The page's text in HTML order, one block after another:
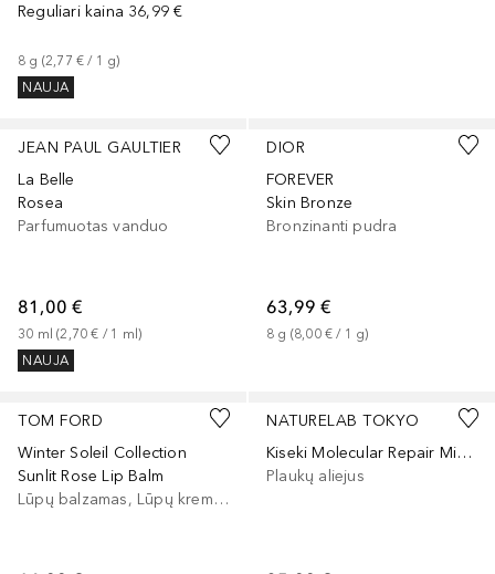
Reguliari kaina 36,99 €
8 g (2,77 € / 1 g)
NAUJA
JEAN PAUL GAULTIER
La Belle
Rosea
Parfumuotas vanduo
81,00 €
30 ml (2,70 € / 1 ml)
NAUJA
DIOR
FOREVER
Skin Bronze
Bronzinanti pudra
63,99 €
8 g (8,00 € / 1 g)
TOM FORD
Winter Soleil Collection
Sunlit Rose Lip Balm
Lūpų balzamas, Lūpų kremas
NATURELAB TOKYO
Kiseki Molecular Repair Mizu Hair Oil
Plaukų aliejus